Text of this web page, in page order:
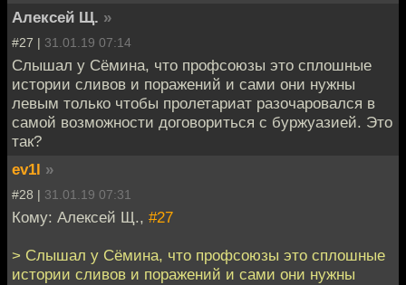
Алексей Щ. »
#27 | 31.01.19 07:14
Слышал у Сёмина, что профсоюзы это сплошные
истории сливов и поражений и сами они нужны
левым только чтобы пролетариат разочаровался в
самой возможности договориться с буржуазией. Это
так?
ev1l »
#28 | 31.01.19 07:31
Кому: Алексей Щ., #27
> Слышал у Сёмина, что профсоюзы это сплошные
истории сливов и поражений и сами они нужны